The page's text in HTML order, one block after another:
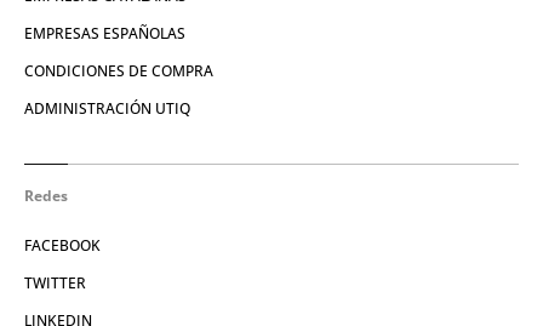
EMPRESAS ESPAÑOLAS
CONDICIONES DE COMPRA
ADMINISTRACIÓN UTIQ
Redes
FACEBOOK
TWITTER
LINKEDIN